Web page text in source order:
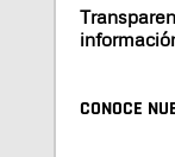
CONOCE